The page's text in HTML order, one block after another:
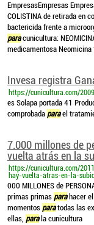
EmpresasEmpresas
COLISTINA de retirada en
bactericida frente a
paracunicultura:
medicamentosa
Invesa registra
https://cunicultura.com/
es Solapa portada 41
comprobada parael
7.000 millones de
vuelta atrás en la
https://cunicultura.com/
hay-vuelta-atras-en-la-
000 MILLONES de
primas primas parahacer el
momentos paratodas las
ellas, parala cunicultura